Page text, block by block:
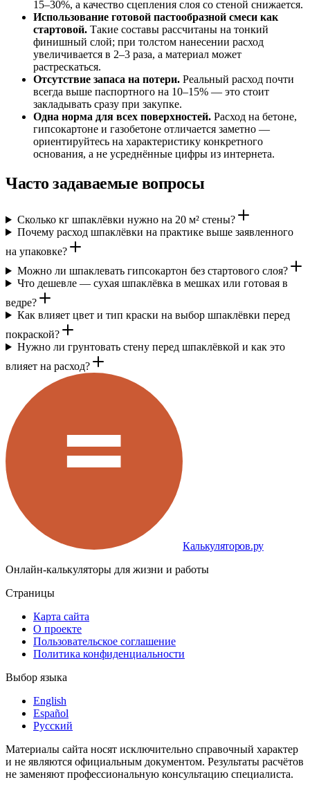
15–30%, а качество сцепления слоя со стеной снижается.
Использование готовой пастообразной смеси как
стартовой. Такие составы рассчитаны на тонкий
финишный слой; при толстом нанесении расход
увеличивается в 2–3 раза, а материал может
растрескаться.
Отсутствие запаса на потери. Реальный расход почти
всегда выше паспортного на 10–15% — это стоит
закладывать сразу при закупке.
Одна норма для всех поверхностей. Расход на бетоне,
гипсокартоне и газобетоне отличается заметно —
ориентируйтесь на характеристику конкретного
основания, а не усреднённые цифры из интернета.
Часто задаваемые вопросы
Сколько кг шпаклёвки нужно на 20 м² стены?
Почему расход шпаклёвки на практике выше заявленного
на упаковке?
Можно ли шпаклевать гипсокартон без стартового слоя?
Что дешевле — сухая шпаклёвка в мешках или готовая в
ведре?
Как влияет цвет и тип краски на выбор шпаклёвки перед
покраской?
Нужно ли грунтовать стену перед шпаклёвкой и как это
влияет на расход?
Калькуляторов.ру
Онлайн-калькуляторы для жизни и работы
Страницы
Карта сайта
О проекте
Пользовательское соглашение
Политика конфиденциальности
Выбор языка
English
Español
Русский
Материалы сайта носят исключительно справочный характер
и не являются официальным документом. Результаты расчётов
не заменяют профессиональную консультацию специалиста.